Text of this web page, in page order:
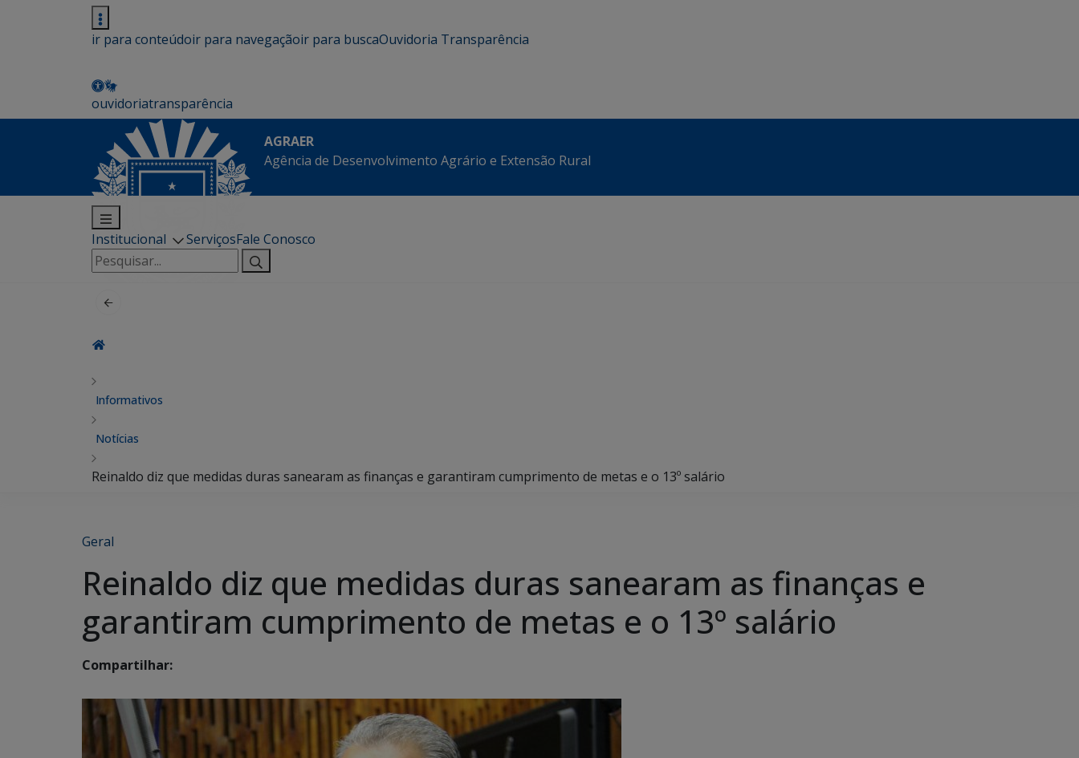
ir para conteúdoir para navegaçãoir para buscaOuvidoria Transparência
ouvidoriatransparência
AGRAER
Agência de Desenvolvimento Agrário e Extensão Rural
Institucional ServiçosFale Conosco
Pesquisar
por:
Informativos
Notícias
Reinaldo diz que medidas duras sanearam as finanças e garantiram cumprimento de metas e o 13º salário
Geral
Reinaldo diz que medidas duras sanearam as finanças e
garantiram cumprimento de metas e o 13º salário
Compartilhar: